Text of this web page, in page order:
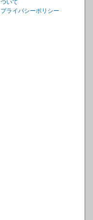
ついて
プライバシーポリシー